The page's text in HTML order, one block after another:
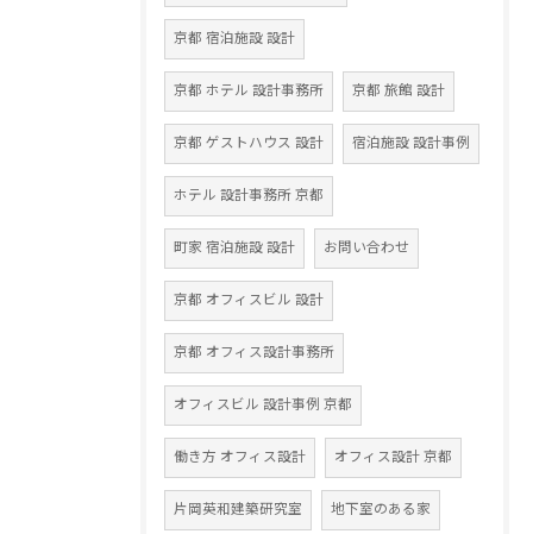
京都 宿泊施設 設計
京都 ホテル 設計事務所 京都 旅館 設計
京都 ゲストハウス 設計 宿泊施設 設計事例
ホテル 設計事務所 京都
町家 宿泊施設 設計 お問い合わせ
京都 オフィスビル 設計
京都 オフィス設計事務所
オフィスビル 設計事例 京都
働き方 オフィス設計 オフィス設計 京都
片岡英和建築研究室 地下室のある家